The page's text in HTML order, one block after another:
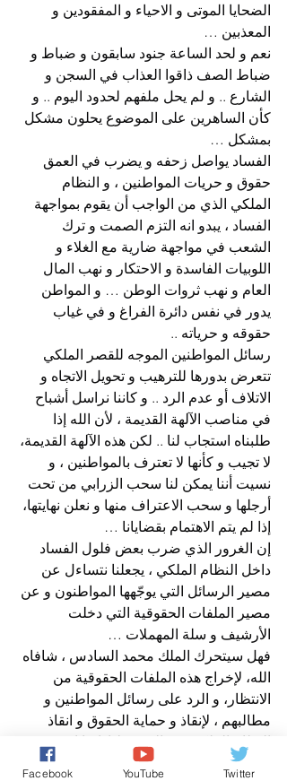
الضحايا الموتى و الاحياء و المفقودين و
المعذبين …
نعم و لحد الساعة جنود سابقون و ضباط و
ضباط الصف ذاقوا العذاب في السجن و
الشارع .. و لم يحل ملفهم لحدود اليوم .. و
كأن الساهرين على الموضوع يحلون مشكل
بمشكل …
الفساد يواصل زحفه و يضرب في العمق
حقوق و حريات المواطنين ، و النظام
الملكي الذي من الواجب أن يقوم بمواجهة
الفساد ، يبدو انه التزم الصمت و ترك
الشعب في مواجهة ضارية مع الغلاء و
اللوبيات الفاسدة و الاحتكار و نهب المال
العام و نهب ثروات الوطن … و المواطن
يدور في نفس دائرة الفراغ و في غياب
حقوقه و حرياته ..
رسائل المواطنين الموجه للقصر الملكي
تتعرض بدورها للترهيب و تحويل الاتجاه و
الاتلاف أو عدم الرد .. و كاننا نراسل أشباح
في مناصب الآلهة القديمة ، لأن الله إذا
طلبناه استجاب لنا .. لكن هذه الآلهة القديمة،
لا تجيب و كأنها لا تعترف بالمواطنين ، و
نسيت أننا يمكن لنا سحب الزرابي من تحت
أرجلها و سحب الاعتراف منها و نعلن نهايتها،
إذا لم يتم الاهتمام بقضايانا …
إن الغرور الذي ضرب بعض فلول الفساد
داخل النظام الملكي ، يجعلنا نتساءل عن
مصير الرسائل التي يوجّهها المواطنون و عن
مصير الملفات الحقوقية التي دخلت
الأرشيف و سلة المهملات …
فهل سيتحرك الملك محمد السادس ، شافاه
الله، لإخراج هذه الملفات الحقوقية من
الانتظار، و الرد على رسائل المواطنين و
مطالبهم ، لإنقاذ و حماية الحقوق و انقاذ
النظام الملكي من السقوط إذا ما استمر في
تجاهله للملفات الحقوقية الساخنة في
Facebook YouTube Twitter